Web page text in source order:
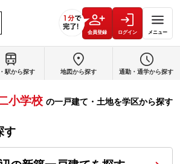
会員登録 ログイン メニュー
駅から探す 地図から探す 通勤・通学から探す
小学校 の一戸建て・土地を学区から探す
す